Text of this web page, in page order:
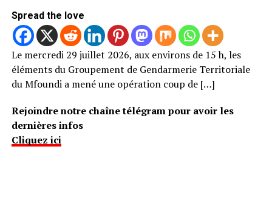
Spread the love
Le mercredi 29 juillet 2026, aux environs de 15 h, les
éléments du Groupement de Gendarmerie Territoriale
du Mfoundi a mené une opération coup de […]
Rejoindre notre chaîne télégram pour avoir les
dernières infos
Cliquez ici